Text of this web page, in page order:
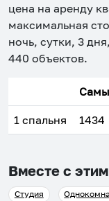
цена на аренду
максимальная
ночь, сутки, 3
440 объектов.
1 спальня 1434
Вместе с
Студия